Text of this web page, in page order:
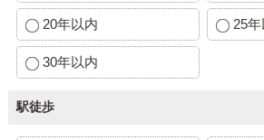
20年以内 25
30年以内
駅徒歩